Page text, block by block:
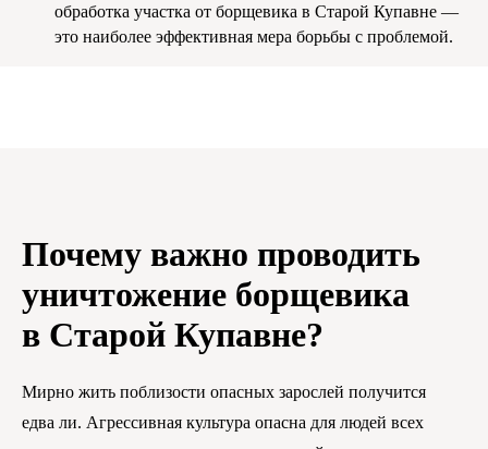
обработка участка от борщевика в Старой Купавне —
это наиболее эффективная мера борьбы с проблемой.
Почему важно проводить
уничтожение борщевика
в Старой Купавне?
Мирно жить поблизости опасных зарослей получится
едва ли. Агрессивная культура опасна для людей всех